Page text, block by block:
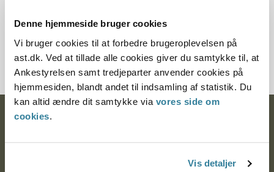
Denne hjemmeside bruger cookies
Vi bruger cookies til at forbedre brugeroplevelsen på
ast.dk. Ved at tillade alle cookies giver du samtykke til, at
Ankestyrelsen samt tredjeparter anvender cookies på
hjemmesiden, blandt andet til indsamling af statistik. Du
kan altid ændre dit samtykke via vores side om
cookies.
Vis detaljer
Journalnummer
2710-590
Ankestyrelsen
Postadresse: